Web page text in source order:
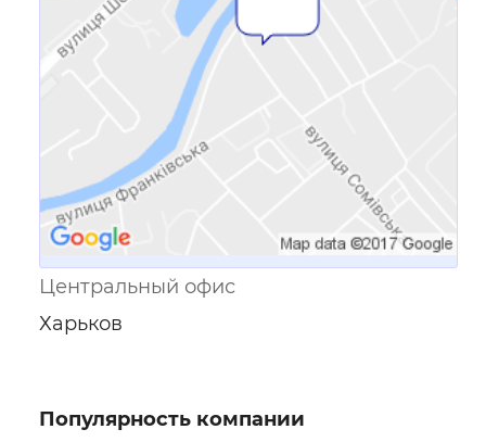
Центральный офис
Харьков
Популярность компании